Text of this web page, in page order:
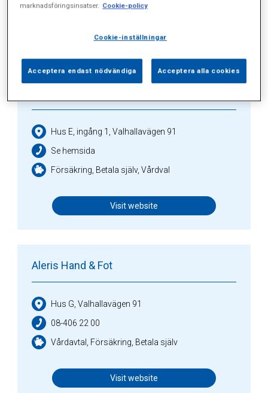
Healthcare provider
Hus E, ingång 1, Valhallavägen 91
Se hemsida
Försäkring, Betala själv, Vårdval
Visit website
Aleris Hand & Fot
Hus G, Valhallavägen 91
08-406 22 00
Vårdavtal, Försäkring, Betala själv
Visit website
marknadsföringsinsatser. Cookie-policy
Cookie-inställningar
Acceptera endast nödvändiga Acceptera alla cookies